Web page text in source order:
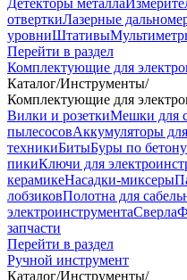
Детекторы металла
отверткиЛазерные
уровниШтативы
Перейти в раздел
Комплектующие для
Каталог/Инструменты/
Комплектующие для
Вилки и розеткиМешки для
пылесосовАккумуляторы
техникиБитыБуры по бетону
пикиКлючи для
керамикеНасадки-миксеры
лобзиковПолотна для
электроинструментаСверла
запчасти
Перейти в раздел
Ручной инструмент
Каталог/Инструменты/